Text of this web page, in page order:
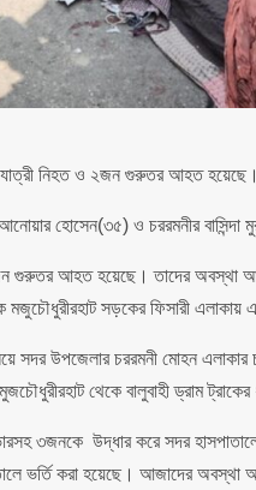
যাত্রী নিহত ও ২জন গুরুতর আহত হয়েছে।
হোসেন(৩৫) ও চররমনীর বাসিন্দা
আহত হয়েছে। তাদের অবস্থা
সড়কের ফিসারী এলাকায়
সদর উপজেলার চররমনী মোহন
থেকে বালুবাহী ড্রাম ট্রাকের
৩জনকে উদ্ধার করে সদর
করা হয়েছে। আজাদের অবস্থা